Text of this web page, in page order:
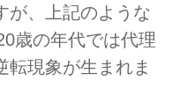
が、上記のような
歳の年代では代理
転現象が生まれま